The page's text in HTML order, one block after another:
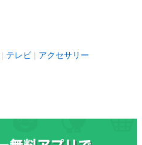
テレビ アクセサリー